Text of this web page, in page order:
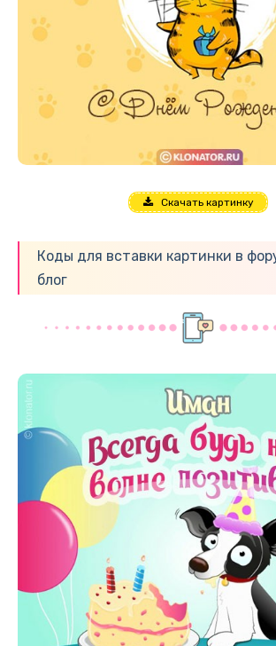
Скачать картинку
Коды для вставки картинки в
блог